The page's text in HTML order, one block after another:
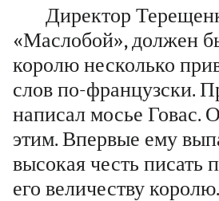
Директор
«Маслобой», должен
королю несколько
слов по-французски.
написал мосье Говас.
этим. Впервые ему
высокая честь писать
его величеству королю.